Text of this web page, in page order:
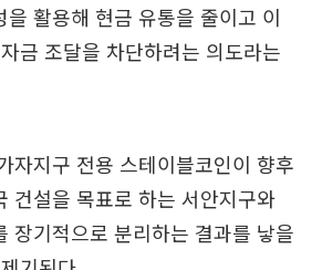
을 활용해 현금 유통을 줄이고 이
금 조달을 차단하려는 의도라는
자지구 전용 스테이블코인이 향후
건설을 목표로 하는 서안지구와
장기적으로 분리하는 결과를 낳을